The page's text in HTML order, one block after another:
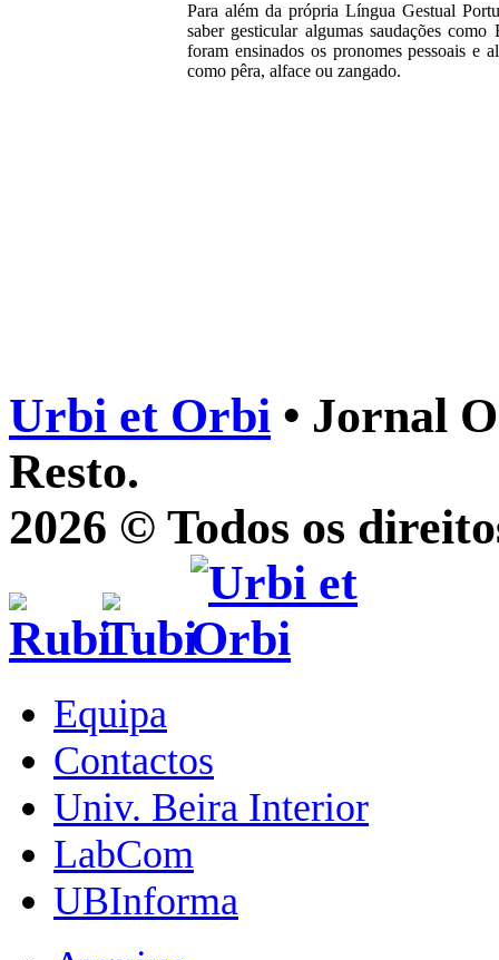
Para além da própria Língua Gestual
saber gesticular algumas saudações
foram ensinados os pronomes pessoais e
como pêra, alface ou zangado.
Urbi et Orbi • Jornal
Resto.
2026 © Todos os
Equipa
Contactos
Univ. Beira Interior
LabCom
UBInforma